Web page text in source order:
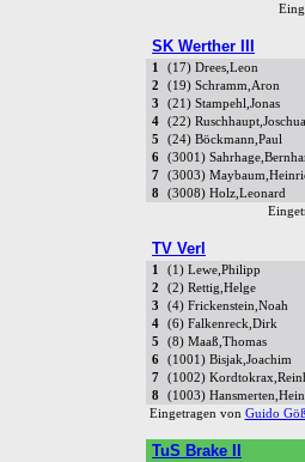
SK Werther III
1
(17) Drees,Leon
2 (19) Schramm,Aron
3 (21) Stampehl,Jonas
4 (22) Ruschhaupt,Joschua
5 (24) Böckmann,Paul
6 (3001)
7 (3003)
8 (3008) Holz,Leonard
TV Verl
1
(1) Lewe,Philipp
2 (2) Rettig,Helge
3 (4) Frickenstein,Noah
4 (6) Falkenreck,Dirk
5 (8) Maaß,Thomas
6 (1001) Bisjak,Joachim
7 (1002)
8 (1003)
Eingetragen von Guido
TuS Brake II